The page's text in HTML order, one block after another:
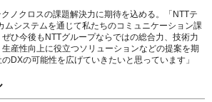
ノクロスの課題解決力に期待を込める。「NTTテ
ムシステムを通じて私たちのコミュニケーション課
ひ今後もNTTグループならではの総合力、技術力
産性向上に役立つソリューションなどの提案を期
DXの可能性を広げていきたいと思っています」